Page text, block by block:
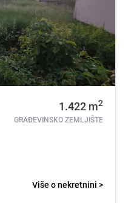
1.422 m2
GRAĐEVINSKO ZEMLJIŠTE
Više o nekretnini >